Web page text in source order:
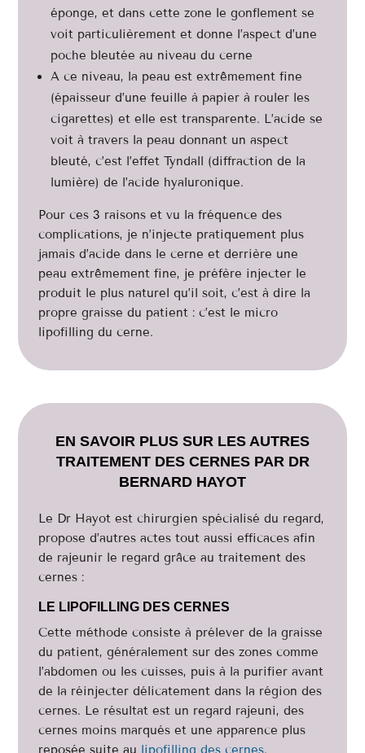
éponge, et dans cette zone le gonflement se
voit particulièrement et donne l’aspect d’une
poche bleutée au niveau du cerne
A ce niveau, la peau est extrêmement fine
(épaisseur d’une feuille à papier à rouler les
cigarettes) et elle est transparente. L’acide se
voit à travers la peau donnant un aspect
bleuté, c’est l’effet Tyndall (diffraction de la
lumière) de l’acide hyaluronique.
Pour ces 3 raisons et vu la fréquence des
complications, je n’injecte pratiquement plus
jamais d’acide dans le cerne et derrière une
peau extrêmement fine, je préfère injecter le
produit le plus naturel qu’il soit, c’est à dire la
propre graisse du patient : c’est le micro
lipofilling du cerne.
EN SAVOIR PLUS SUR LES AUTRES
TRAITEMENT DES CERNES PAR DR
BERNARD HAYOT
Le Dr Hayot est chirurgien spécialisé du regard,
propose d’autres actes tout aussi efficaces afin
de rajeunir le regard grâce au traitement des
cernes :
LE LIPOFILLING DES CERNES
Cette méthode consiste à prélever de la graisse
du patient, généralement sur des zones comme
l’abdomen ou les cuisses, puis à la purifier avant
de la réinjecter délicatement dans la région des
cernes. Le résultat est un regard rajeuni, des
cernes moins marqués et une apparence plus
reposée suite au lipofilling des cernes.